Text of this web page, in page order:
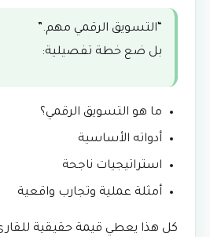
“التسويق الرقمي مهم.”
بل ضع خطة تفصيلية:
ما هو التسويق الرقمي؟
أدواته الأساسية
استراتيجيات ناجحة
أمثلة عملية وتجارب واقعية
كل هذا يعطي قيمة حقيقية